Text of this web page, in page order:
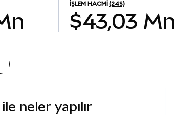
İŞLEM HACMI (24S)
$43,03 Mn
neler yapılır